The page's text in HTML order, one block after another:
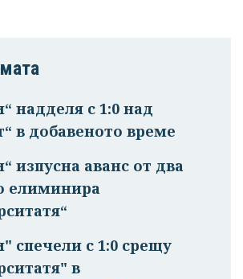
надделя с 1:0 над
в добавеното време
изпусна аванс от два
елиминира
спечели с 1:0 срещу
в